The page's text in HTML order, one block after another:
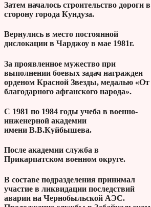
Затем началось строительство дороги в
сторону города Кундуза.
Вернулись в место постоянной
дислокации в Чарджоу в мае 1981г.
За проявленное мужество при
выполнении боевых задач награжден
орденом Красной Звезды, медалью «От
благодарного афганского народа».
С 1981 по 1984 годы учеба в военно-
инженерной академии
имени В.В.Куйбышева.
После академии служба в
Прикарпатском военном округе.
В составе подразделения принимал
участие в ликвидации последствий
аварии на Чернобыльской АЭС.